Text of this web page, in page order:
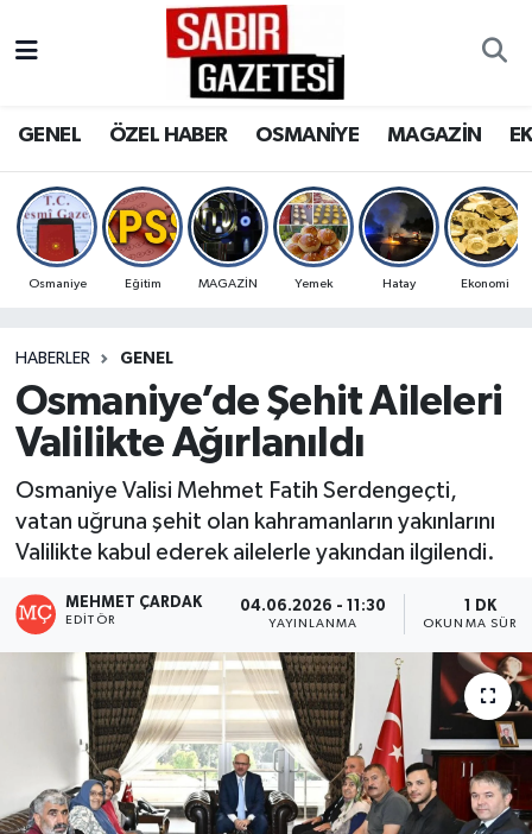
GENEL ÖZEL HABER OSMANİYE MAGAZİN
Osmaniye Eğitim MAGAZİN Yemek Hatay Ekonomi
HABERLER GENEL
Osmaniye’de Şehit Aileleri
Valilikte Ağırlanıldı
Osmaniye Valisi Mehmet Fatih Serdengeçti,
vatan uğruna şehit olan kahramanların yakınlarını
Valilikte kabul ederek ailelerle yakından ilgilendi.
MEHMET ÇARDAK
EDITÖR
04.06.2026 - 11:30
YAYINLANMA
1 DK
OKUNMA
OSMANİYE
MAGAZİN
SPOR
RESMİ İLANLAR
Osmaniye Nöbetçi Eczaneler
Osmaniye Trafik Yoğunluk Haritası
Süper Lig Puan Durumu ve Fikstür
Son Dakika Haberleri
Haber Arşivi